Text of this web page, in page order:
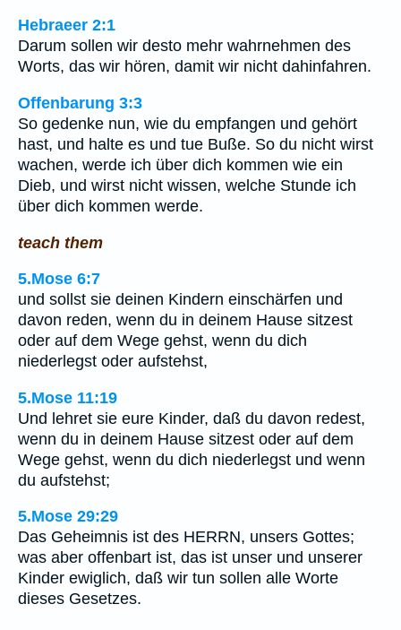
Hebraeer 2:1
Darum sollen wir desto mehr wahrnehmen des
Worts, das wir hören, damit wir nicht dahinfahren.
Offenbarung 3:3
So gedenke nun, wie du empfangen und gehört
hast, und halte es und tue Buße. So du nicht wirst
wachen, werde ich über dich kommen wie ein
Dieb, und wirst nicht wissen, welche Stunde ich
über dich kommen werde.
teach them
5.Mose 6:7
und sollst sie deinen Kindern einschärfen und
davon reden, wenn du in deinem Hause sitzest
oder auf dem Wege gehst, wenn du dich
niederlegst oder aufstehst,
5.Mose 11:19
Und lehret sie eure Kinder, daß du davon redest,
wenn du in deinem Hause sitzest oder auf dem
Wege gehst, wenn du dich niederlegst und wenn
du aufstehst;
5.Mose 29:29
Das Geheimnis ist des HERRN, unsers Gottes;
was aber offenbart ist, das ist unser und unserer
Kinder ewiglich, daß wir tun sollen alle Worte
dieses Gesetzes.